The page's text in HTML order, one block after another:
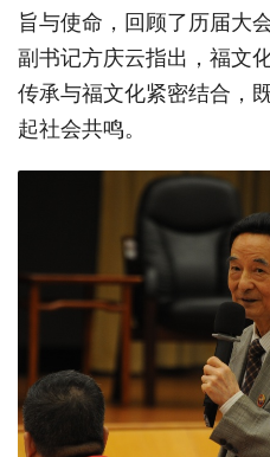
旨与使命，回顾了历届大
副书记方庆云指出，福文
传承与福文化紧密结合，
起社会共鸣。